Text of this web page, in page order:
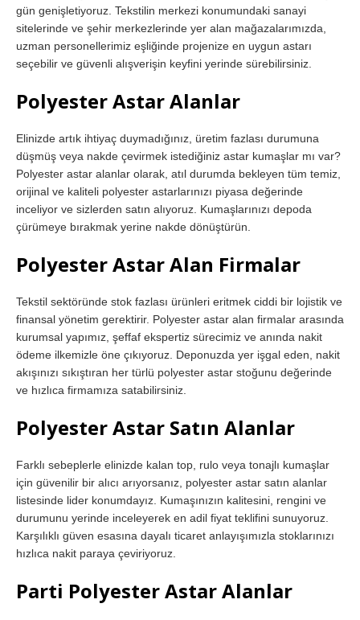
gün genişletiyoruz. Tekstilin merkezi konumundaki sanayi
sitelerinde ve şehir merkezlerinde yer alan mağazalarımızda,
uzman personellerimiz eşliğinde projenize en uygun astarı
seçebilir ve güvenli alışverişin keyfini yerinde sürebilirsiniz.
Polyester Astar Alanlar
Elinizde artık ihtiyaç duymadığınız, üretim fazlası durumuna
düşmüş veya nakde çevirmek istediğiniz astar kumaşlar mı var?
Polyester astar alanlar olarak, atıl durumda bekleyen tüm temiz,
orijinal ve kaliteli polyester astarlarınızı piyasa değerinde
inceliyor ve sizlerden satın alıyoruz. Kumaşlarınızı depoda
çürümeye bırakmak yerine nakde dönüştürün.
Polyester Astar Alan Firmalar
Tekstil sektöründe stok fazlası ürünleri eritmek ciddi bir lojistik ve
finansal yönetim gerektirir. Polyester astar alan firmalar arasında
kurumsal yapımız, şeffaf ekspertiz sürecimiz ve anında nakit
ödeme ilkemizle öne çıkıyoruz. Deponuzda yer işgal eden, nakit
akışınızı sıkıştıran her türlü polyester astar stoğunu değerinde
ve hızlıca firmamıza satabilirsiniz.
Polyester Astar Satın Alanlar
Farklı sebeplerle elinizde kalan top, rulo veya tonajlı kumaşlar
için güvenilir bir alıcı arıyorsanız, polyester astar satın alanlar
listesinde lider konumdayız. Kumaşınızın kalitesini, rengini ve
durumunu yerinde inceleyerek en adil fiyat teklifini sunuyoruz.
Karşılıklı güven esasına dayalı ticaret anlayışımızla stoklarınızı
hızlıca nakit paraya çeviriyoruz.
Parti Polyester Astar Alanlar